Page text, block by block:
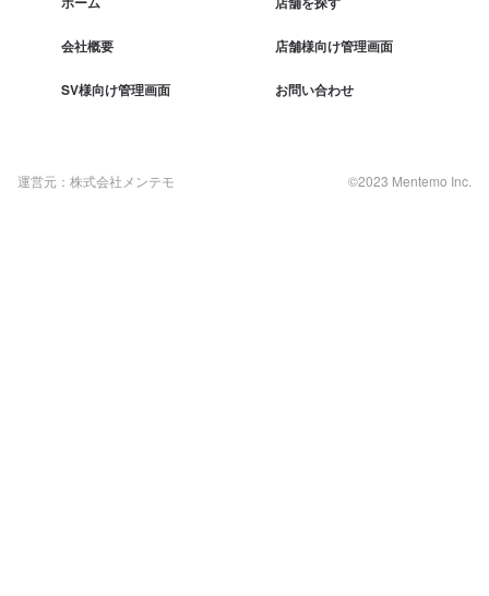
会社概要 店舗様向け管理画面
SV様向け管理画面 お問い合わせ
運営元：株式会社メンテモ ©2023 Mentemo Inc.